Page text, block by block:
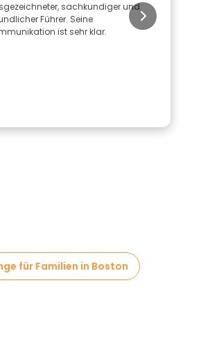
sachkundiger und
Führer. Seine
ist sehr klar.
für Familien in Boston